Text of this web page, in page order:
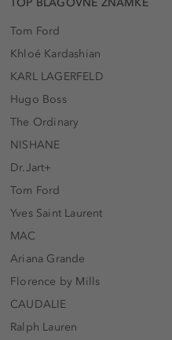
Tom Ford
Khloé Kardashian
KARL LAGERFELD
Hugo Boss
The Ordinary
NISHANE
Dr.Jart+
Tom Ford
Yves Saint Laurent
MAC
Ariana Grande
Florence by Mills
CAUDALIE
Ralph Lauren